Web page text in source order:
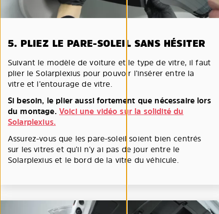
5. PLIEZ LE PARE-SOLEIL SANS HÉSITER
Suivant le modèle de voiture et le type de vitre, il faut
plier le Solarplexius pour pouvoir l’insérer entre la
vitre et l’entourage de vitre.
Si besoin, le plier aussi fortement que nécessaire lors
du montage. Voici une vidéo sur la solidité du
Solarplexius.
Assurez-vous que les pare-soleil soient bien centrés
sur les vitres et qu’il n’y ai pas de jour entre le
Solarplexius et le bord de la vitre du véhicule.